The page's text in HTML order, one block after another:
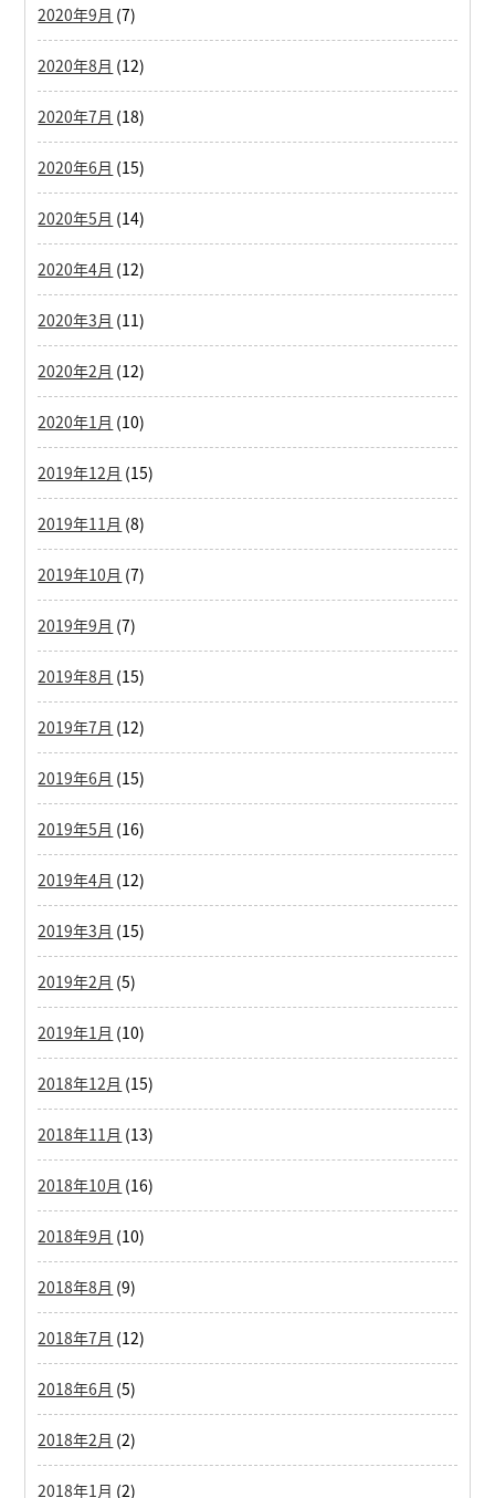
2020年9月 (7)
2020年8月 (12)
2020年7月 (18)
2020年6月 (15)
2020年5月 (14)
2020年4月 (12)
2020年3月 (11)
2020年2月 (12)
2020年1月 (10)
2019年12月 (15)
2019年11月 (8)
2019年10月 (7)
2019年9月 (7)
2019年8月 (15)
2019年7月 (12)
2019年6月 (15)
2019年5月 (16)
2019年4月 (12)
2019年3月 (15)
2019年2月 (5)
2019年1月 (10)
2018年12月 (15)
2018年11月 (13)
2018年10月 (16)
2018年9月 (10)
2018年8月 (9)
2018年7月 (12)
2018年6月 (5)
2018年2月 (2)
2018年1月 (2)